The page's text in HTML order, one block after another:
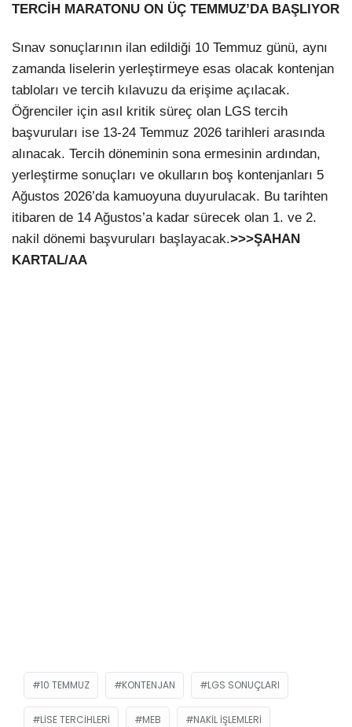
TERCİH MARATONU ON ÜÇ TEMMUZ’DA BAŞLIYOR
Sınav sonuçlarının ilan edildiği 10 Temmuz günü, aynı
zamanda liselerin yerleştirmeye esas olacak kontenjan
tabloları ve tercih kılavuzu da erişime açılacak.
Öğrenciler için asıl kritik süreç olan LGS tercih
başvuruları ise 13-24 Temmuz 2026 tarihleri arasında
alınacak. Tercih döneminin sona ermesinin ardından,
yerleştirme sonuçları ve okulların boş kontenjanları 5
Ağustos 2026’da kamuoyuna duyurulacak. Bu tarihten
itibaren de 14 Ağustos’a kadar sürecek olan 1. ve 2.
nakil dönemi başvuruları başlayacak.>>>ŞAHAN
KARTAL/AA
10 TEMMUZ KONTENJAN LGS SONUÇLARI
LISE TERCIHLERI MEB NAKIL IŞLEMLERI